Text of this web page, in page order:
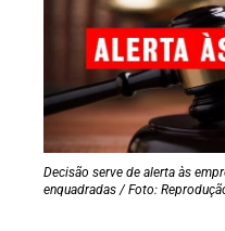
Decisão serve de alerta às
enquadradas / Foto: